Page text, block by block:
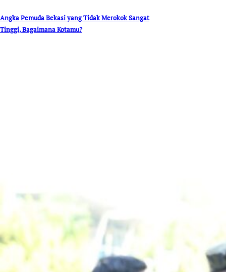
Angka Pemuda Bekasi yang Tidak Merokok Sangat
Tinggi, Bagaimana Kotamu?